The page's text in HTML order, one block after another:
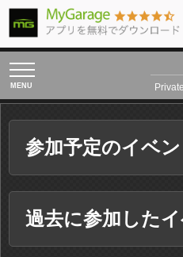
toggle
navigation
参加予定のイベン
過去に参加した